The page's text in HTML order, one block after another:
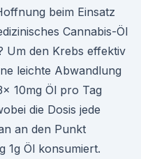
beim Einsatz
Cannabis-Öl
Um den Krebs effektiv
leichte Abwandlung
10mg Öl pro Tag
die Dosis jede
an den Punkt
1g Öl konsumiert.